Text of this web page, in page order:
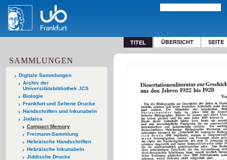
TITEL ÜBERSICHT SEITE
SAMMLUNGEN
Digitale Sammlungen
Archiv der
Universitätsbibliothek JCS
Biologie
Frankfurt und Seltene Drucke
Handschriften und Inkunabeln
Judaica
Compact Memory
Freimann-Sammlung
Hebräische Handschriften
Hebräische Inkunabeln
Jiddische Drucke